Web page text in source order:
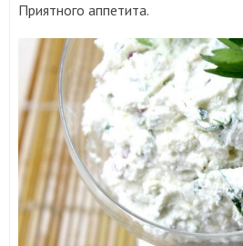
Приятного аппетита.